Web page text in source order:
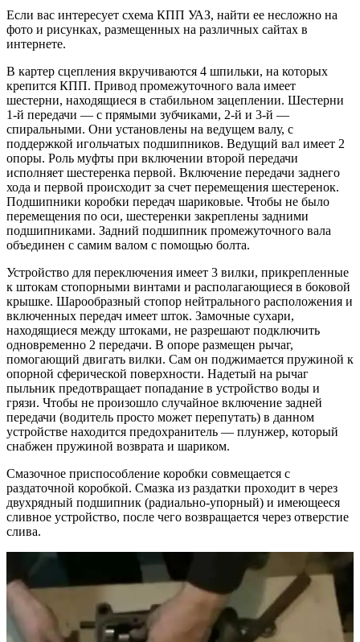
Если вас интересует схема КПП УАЗ, найти ее несложно на
фото и рисунках, размещенных на различных сайтах в
интернете.
В картер сцепления вкручиваются 4 шпильки, на которых
крепится КПП. Привод промежуточного вала имеет
шестерни, находящиеся в стабильном зацеплении. Шестерни
1-й передачи — с прямыми зубчиками, 2-й и 3-й —
спиральными. Они установлены на ведущем валу, с
поддержкой игольчатых подшипников. Ведущий вал имеет 2
опоры. Роль муфты при включении второй передачи
исполняет шестеренка первой. Включение передачи заднего
хода и первой происходит за счет перемещения шестеренок.
Подшипники коробки передач шариковые. Чтобы не было
перемещения по оси, шестеренки закреплены задними
подшипниками. Задний подшипник промежуточного вала
объединен с самим валом с помощью болта.
Устройство для переключения имеет 3 вилки, прикрепленные
к штокам стопорными винтами и располагающиеся в боковой
крышке. Шарообразный стопор нейтрального расположения и
включенных передач имеет шток. Замочные сухари,
находящиеся между штоками, не разрешают подключить
одновременно 2 передачи. В опоре размещен рычаг,
помогающий двигать вилки. Сам он поджимается пружиной к
опорной сферической поверхности. Надетый на рычаг
пыльник предотвращает попадание в устройство воды и
грязи. Чтобы не произошло случайное включение задней
передачи (водитель просто может перепутать) в данном
устройстве находится предохранитель — плунжер, который
снабжен пружиной возврата и шариком.
Смазочное приспособление коробки совмещается с
раздаточной коробкой. Смазка из раздатки проходит в через
двухрядный подшипник (радиально-упорный) и имеющееся
сливное устройство, после чего возвращается через отверстие
слива.